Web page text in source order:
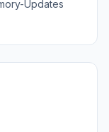
Updates